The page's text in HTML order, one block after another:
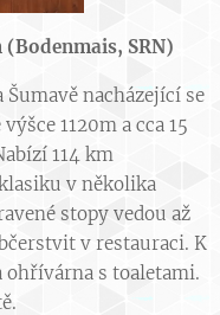
SRN)
Šumavě nacházející se
1120m a cca 15
114 km
v několika
stopy vedou až
v restauraci. K
ohřívárna s toaletami.